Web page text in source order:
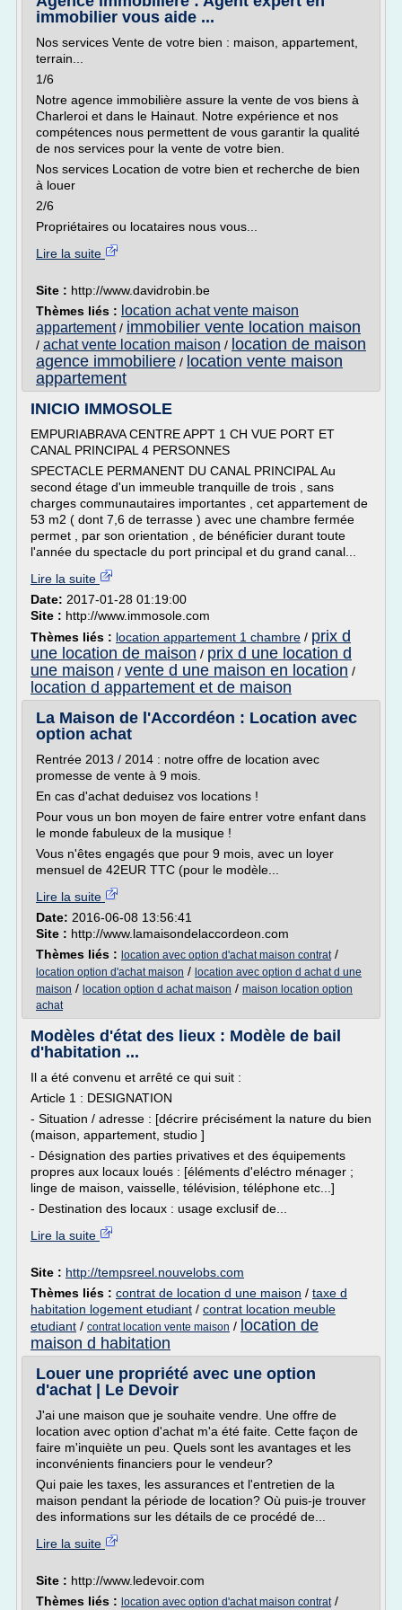
immobilier vous aide ...
Nos services Vente de votre bien : maison, appartement,
terrain...
1/6
Notre agence immobilière assure la vente de vos biens à
Charleroi et dans le Hainaut. Notre expérience et nos
compétences nous permettent de vous garantir la qualité
de nos services pour la vente de votre bien.
Nos services Location de votre bien et recherche de bien
à louer
2/6
Propriétaires ou locataires nous vous...
Lire la suite
Site : http://www.davidrobin.be
Thèmes liés : location achat vente maison
appartement/ immobilier vente location maison
/ achat vente location maison / location de maison
agence immobiliere / location vente maison
appartement
INICIO IMMOSOLE
EMPURIABRAVA CENTRE APPT 1 CH VUE PORT ET
CANAL PRINCIPAL 4 PERSONNES
SPECTACLE PERMANENT DU CANAL PRINCIPAL Au
second étage d'un immeuble tranquille de trois , sans
charges communautaires importantes , cet appartement de
53 m2 ( dont 7,6 de terrasse ) avec une chambre fermée
permet , par son orientation , de bénéficier durant toute
l'année du spectacle du port principal et du grand canal...
Lire la suite
Date: 2017-01-28 01:19:00
Site : http://www.immosole.com
Thèmes liés : location appartement 1 chambre / prix d
une location de maison / prix d une location d
une maison / vente d une maison en location /
location d appartement et de maison
La Maison de l'Accordéon : Location avec
option achat
Rentrée 2013 / 2014 : notre offre de location avec
promesse de vente à 9 mois.
En cas d'achat deduisez vos locations !
Pour vous un bon moyen de faire entrer votre enfant dans
le monde fabuleux de la musique !
Vous n'êtes engagés que pour 9 mois, avec un loyer
mensuel de 42EUR TTC (pour le modèle...
Lire la suite
Date: 2016-06-08 13:56:41
Site : http://www.lamaisondelaccordeon.com
Thèmes liés : location avec option d'achat maison contrat/
location option d'achat maison / location avec option d achat d une
maison / location option d achat maison / maison location option
achat
Modèles d'état des lieux : Modèle de bail
d'habitation ...
Il a été convenu et arrêté ce qui suit :
Article 1 : DESIGNATION
- Situation / adresse : [décrire précisément la nature du bien
(maison, appartement, studio ]
- Désignation des parties privatives et des équipements
propres aux locaux loués : [éléments d'eléctro ménager ;
linge de maison, vaisselle, télévision, téléphone etc...]
- Destination des locaux : usage exclusif de...
Lire la suite
Site : http://tempsreel.nouvelobs.com
Thèmes liés : contrat de location d une maison / taxe d
habitation logement etudiant / contrat location meuble
etudiant / contrat location vente maison / location de
maison d habitation
Louer une propriété avec une option
d'achat | Le Devoir
J'ai une maison que je souhaite vendre. Une offre de
location avec option d'achat m'a été faite. Cette façon de
faire m'inquiète un peu. Quels sont les avantages et les
inconvénients financiers pour le vendeur?
Qui paie les taxes, les assurances et l'entretien de la
maison pendant la période de location? Où puis-je trouver
des informations sur les détails de ce procédé de...
Lire la suite
Site : http://www.ledevoir.com
Thèmes liés : location avec option d'achat maison contrat/